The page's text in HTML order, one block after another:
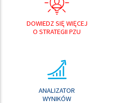
DOWIEDZ SIĘ WIĘCEJ
O STRATEGII PZU
ANALIZATOR
WYNIKÓW